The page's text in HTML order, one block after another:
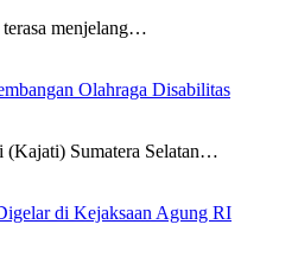
terasa menjelang…
Olahraga Disabilitas
(Kajati) Sumatera Selatan…
di Kejaksaan Agung RI